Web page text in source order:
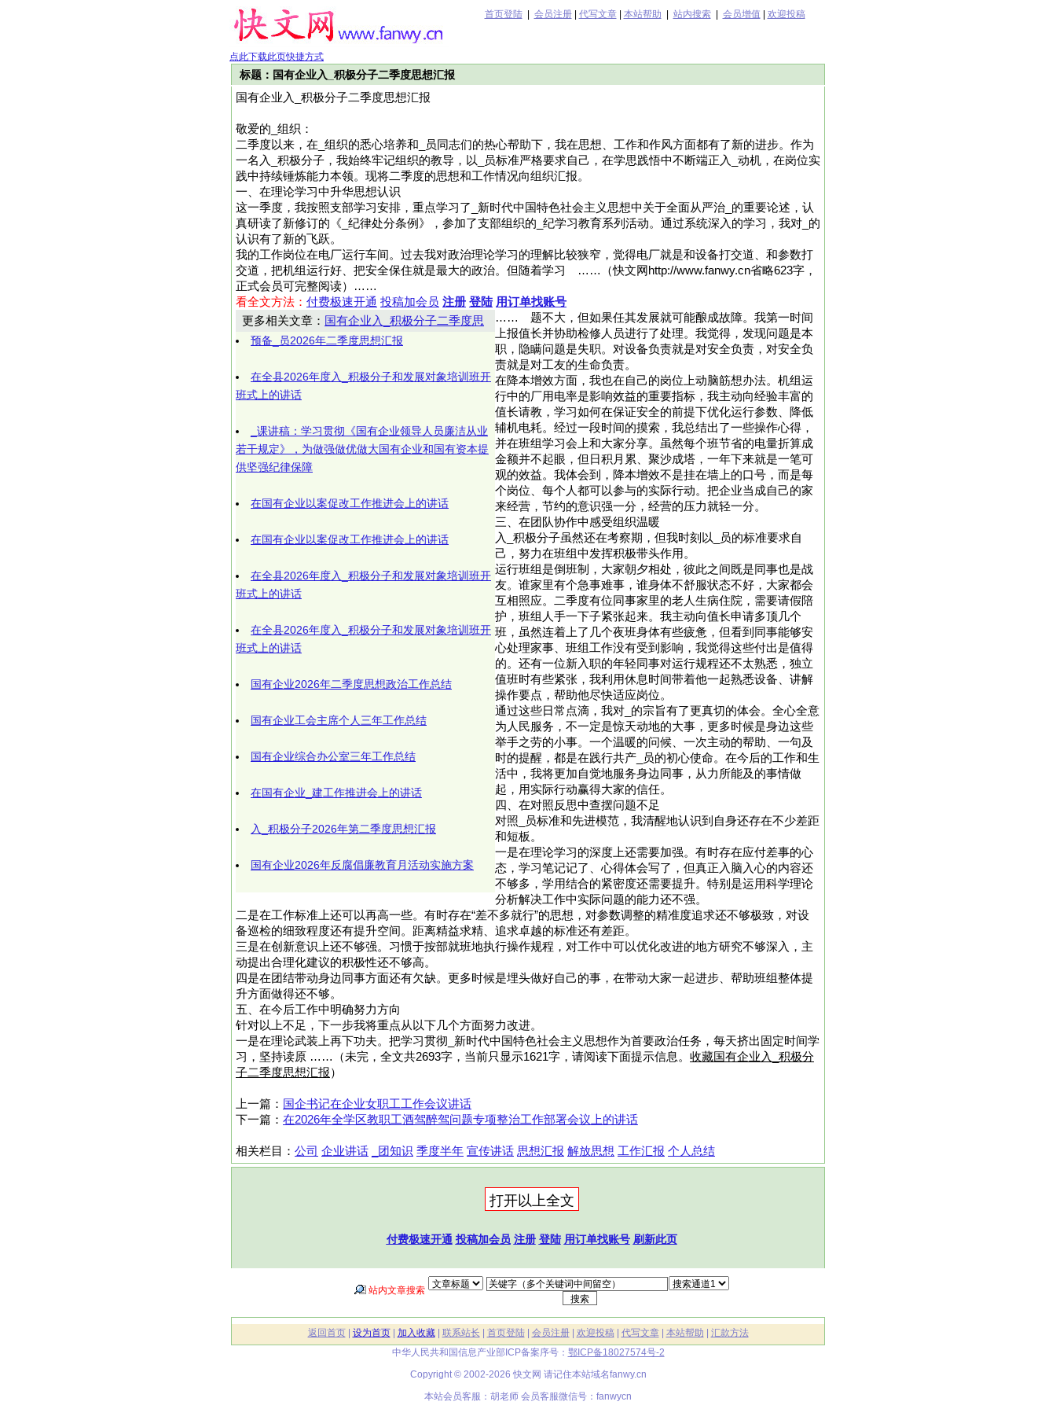
首页登陆| 会员注册| 代写文章| 本站帮助 站内搜索| 会员增值 欢迎投稿
点此下载此页快捷方式
标题：国有企业入_积极分子二季度思想汇报
国有企业入_积极分子二季度思想汇报
敬爱的_组织：
二季度以来，在_组织的悉心培养和_员同志们的热心帮助下，我在思想、工作和作风方面都有了新的进步。作为
一名入_积极分子，我始终牢记组织的教导，以_员标准严格要求自己，在学思践悟中不断端正入_动机，在岗位实
践中持续锤炼能力本领。现将二季度的思想和工作情况向组织汇报。
一、在理论学习中升华思想认识
这一季度，我按照支部学习安排，重点学习了_新时代中国特色社会主义思想中关于全面从严治_的重要论述，认
真研读了新修订的《_纪律处分条例》，参加了支部组织的_纪学习教育系列活动。通过系统深入的学习，我对_的
认识有了新的飞跃。
我的工作岗位在电厂运行车间。过去我对政治理论学习的理解比较狭窄，觉得电厂就是和设备打交道、和参数打
交道，把机组运行好、把安全保住就是最大的政治。但随着学习 ……（快文网http://www.fanwy.cn省略623字，
正式会员可完整阅读）……
看全文方法： 付费极速开通 投稿加会员 注册 登陆 用订单找账号
……
更多相关文章： 国有企业入_积极分子二季度思
预备_员2026年二季度思想汇报
在全县2026年度入_积极分子和发展对象培训班开
班式上的讲话
_课讲稿：学习贯彻《国有企业领导人员廉洁从业
若干规定》，为做强做优做大国有企业和国有资本提
供坚强纪律保障
在国有企业以案促改工作推进会上的讲话
在国有企业以案促改工作推进会上的讲话
在全县2026年度入_积极分子和发展对象培训班开
班式上的讲话
在全县2026年度入_积极分子和发展对象培训班开
班式上的讲话
国有企业2026年二季度思想政治工作总结
国有企业工会主席个人三年工作总结
国有企业综合办公室三年工作总结
在国有企业_建工作推进会上的讲话
入_积极分子2026年第二季度思想汇报
国有企业2026年反腐倡廉教育月活动实施方案
题不大，但如果任其发展就可能酿成故障。我第一时间
上报值长并协助检修人员进行了处理。我觉得，发现问题是本
职，隐瞒问题是失职。对设备负责就是对安全负责，对安全负
责就是对工友的生命负责。
在降本增效方面，我也在自己的岗位上动脑筋想办法。机组运
行中的厂用电率是影响效益的重要指标，我主动向经验丰富的
值长请教，学习如何在保证安全的前提下优化运行参数、降低
辅机电耗。经过一段时间的摸索，我总结出了一些操作心得，
并在班组学习会上和大家分享。虽然每个班节省的电量折算成
金额并不起眼，但日积月累、聚沙成塔，一年下来就是一笔可
观的效益。我体会到，降本增效不是挂在墙上的口号，而是每
个岗位、每个人都可以参与的实际行动。把企业当成自己的家
来经营，节约的意识强一分，经营的压力就轻一分。
三、在团队协作中感受组织温暖
入_积极分子虽然还在考察期，但我时刻以_员的标准要求自
己，努力在班组中发挥积极带头作用。
运行班组是倒班制，大家朝夕相处，彼此之间既是同事也是战
友。谁家里有个急事难事，谁身体不舒服状态不好，大家都会
互相照应。二季度有位同事家里的老人生病住院，需要请假陪
护，班组人手一下子紧张起来。我主动向值长申请多顶几个
班，虽然连着上了几个夜班身体有些疲惫，但看到同事能够安
心处理家事、班组工作没有受到影响，我觉得这些付出是值得
的。还有一位新入职的年轻同事对运行规程还不太熟悉，独立
值班时有些紧张，我利用休息时间带着他一起熟悉设备、讲解
操作要点，帮助他尽快适应岗位。
通过这些日常点滴，我对_的宗旨有了更真切的体会。全心全意
为人民服务，不一定是惊天动地的大事，更多时候是身边这些
举手之劳的小事。一个温暖的问候、一次主动的帮助、一句及
时的提醒，都是在践行共产_员的初心使命。在今后的工作和生
活中，我将更加自觉地服务身边同事，从力所能及的事情做
起，用实际行动赢得大家的信任。
四、在对照反思中查摆问题不足
对照_员标准和先进模范，我清醒地认识到自身还存在不少差距
和短板。
一是在理论学习的深度上还需要加强。有时存在应付差事的心
态，学习笔记记了、心得体会写了，但真正入脑入心的内容还
不够多，学用结合的紧密度还需要提升。特别是运用科学理论
分析解决工作中实际问题的能力还不强。
二是在工作标准上还可以再高一些。有时存在“差不多就行”的思想，对参数调整的精准度追求还不够极致，对设
备巡检的细致程度还有提升空间。距离精益求精、追求卓越的标准还有差距。
三是在创新意识上还不够强。习惯于按部就班地执行操作规程，对工作中可以优化改进的地方研究不够深入，主
动提出合理化建议的积极性还不够高。
四是在团结带动身边同事方面还有欠缺。更多时候是埋头做好自己的事，在带动大家一起进步、帮助班组整体提
升方面做得还不够。
五、在今后工作中明确努力方向
针对以上不足，下一步我将重点从以下几个方面努力改进。
一是在理论武装上再下功夫。把学习贯彻_新时代中国特色社会主义思想作为首要政治任务，每天挤出固定时间学
习，坚持读原 ……（未完，全文共2693字，当前只显示1621字，请阅读下面提示信息。 收藏国有企业入_积极分
子二季度思想汇报）
上一篇： 国企书记在企业女职工工作会议讲话
下一篇： 在2026年全学区教职工酒驾醉驾问题专项整治工作部署会议上的讲话
相关栏目： 公司 企业讲话 _团知识 季度半年 宣传讲话 思想汇报 解放思想 工作汇报 个人总结
付费极速开通 投稿加会员 注册 登陆 用订单找账号 刷新此页
站内文章搜索
返回首页| 设为首页| 加入收藏| 联系站长 首页登陆| 会员注册| 欢迎投稿 代写文章| 本站帮助
汇款方法
中华人民共和国信息产业部ICP备案序号： 鄂ICP备18027574号-2
Copyright © 2002-2026 快文网 请记住本站域名fanwy.cn
本站会员客服：胡老师 会员客服微信号：fanwycn